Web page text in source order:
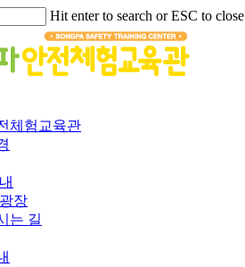
Hit enter to search or ESC to close
체험교육관
장
는 길